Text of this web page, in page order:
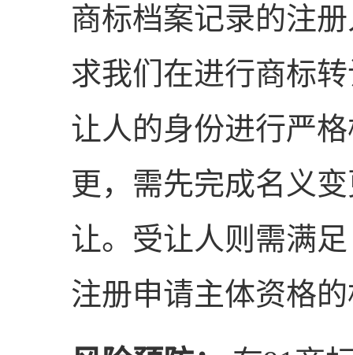
商标档案记录的注
求我们在进行商标
让人的身份进行严
更，需先完成名义
让。受让人则需满
注册申请主体资格